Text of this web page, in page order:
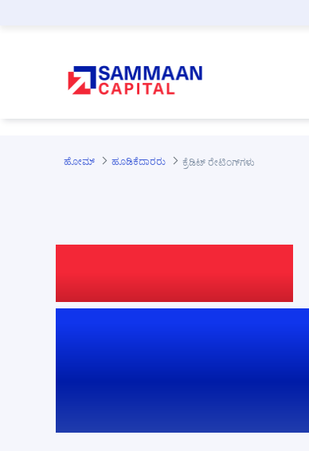
ಹೋಮ್ ಹೂಡಿಕೆದಾರರು ಕ್ರೆಡಿಟ್ ರೇಟಿಂಗ್‌ಗಳು
ನಮ್ಮ